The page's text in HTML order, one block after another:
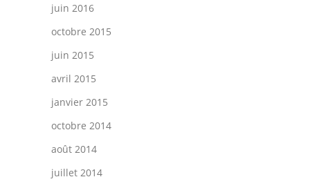
juin 2016
octobre 2015
juin 2015
avril 2015
janvier 2015
octobre 2014
août 2014
juillet 2014